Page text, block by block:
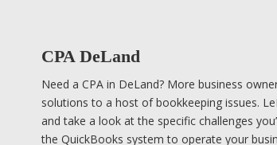
CPA DeLand
Need a CPA in DeLand? More business
solutions to a host of bookkeeping issues.
and take a look at the specific challenges
the QuickBooks system to operate your